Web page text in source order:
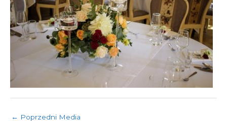
← Poprzedni Media